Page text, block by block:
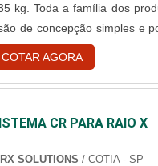
kg. Toda a família dos
de concepção simples e
além de
seu projeto.Além disso,
COTAR AGORA
CR PARA RAIO X
SOLUTIONS / COTIA - SP